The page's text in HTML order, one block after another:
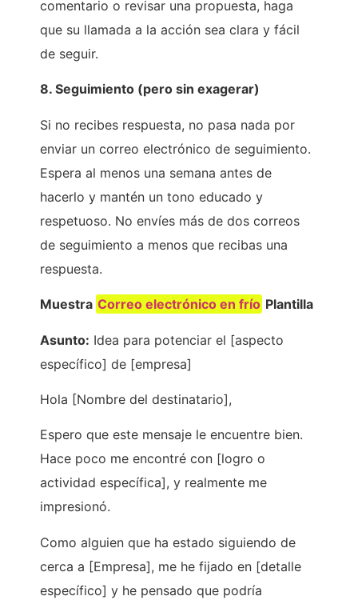
comentario o revisar una propuesta, haga
que su llamada a la acción sea clara y fácil
de seguir.
8. Seguimiento (pero sin exagerar)
Si no recibes respuesta, no pasa nada por
enviar un correo electrónico de seguimiento.
Espera al menos una semana antes de
hacerlo y mantén un tono educado y
respetuoso. No envíes más de dos correos
de seguimiento a menos que recibas una
respuesta.
Muestra Correo electrónico en frío Plantilla
Asunto: Idea para potenciar el [aspecto
específico] de [empresa]
Hola [Nombre del destinatario],
Espero que este mensaje le encuentre bien.
Hace poco me encontré con [logro o
actividad específica], y realmente me
impresionó.
Como alguien que ha estado siguiendo de
cerca a [Empresa], me he fijado en [detalle
específico] y he pensado que podría